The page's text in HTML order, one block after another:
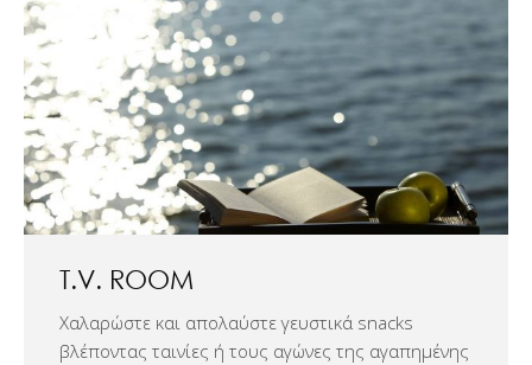
T.V. ROOM
Χαλαρώστε και απολαύστε γευστικά snacks
βλέποντας ταινίες ή τους αγώνες της αγαπημένης